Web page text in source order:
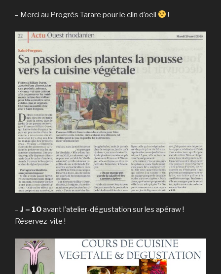
– Merci au Progrès Tarare pour le clin d’oeil !
– J – 10avant l’atelier-dégustation sur les apéraw !
Réservez-vite !